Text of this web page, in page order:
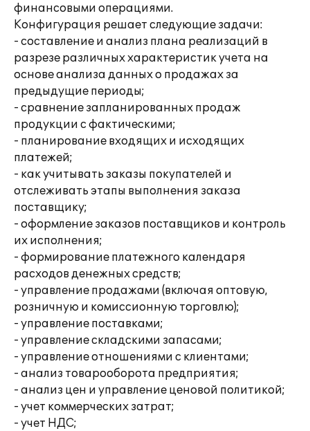
финансовыми операциями.
Конфигурация решает следующие задачи:
- составление и анализ плана реализаций в
разрезе различных характеристик учета на
основе анализа данных о продажах за
предыдущие периоды;
- сравнение запланированных продаж
продукции с фактическими;
- планирование входящих и исходящих
платежей;
- как учитывать заказы покупателей и
отслеживать этапы выполнения заказа
поставщику;
- оформление заказов поставщиков и контроль
их исполнения;
- формирование платежного календаря
расходов денежных средств;
- управление продажами (включая оптовую,
розничную и комиссионную торговлю);
- управление поставками;
- управление складскими запасами;
- управление отношениями с клиентами;
- анализ товарооборота предприятия;
- анализ цен и управление ценовой политикой;
- учет коммерческих затрат;
- учет НДС;